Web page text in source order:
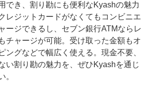
でき、割り勘にも便利なKyashの魅力
レジットカードがなくてもコンビニエ
ージできるし、セブン銀行ATMならレ
チャージが可能。受け取った金額もオ
ングなどで幅広く使える。現金不要、
い割り勘の魅力を、ぜひKyashを通じ
。